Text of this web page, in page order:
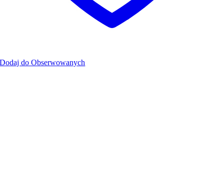
Dodaj do Obserwowanych